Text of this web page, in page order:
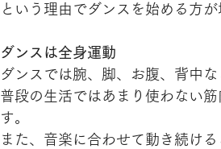
という理由でダンスを始める方が
ダンスは全身運動
ダンスでは腕、脚、お腹、背中
普段の生活ではあまり使わない
す。
また、音楽に合わせて動き続け